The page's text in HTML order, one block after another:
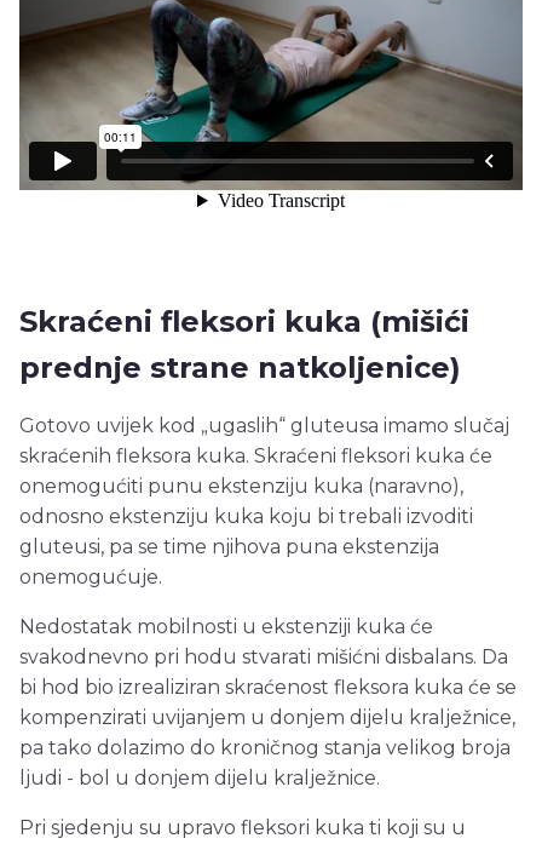
Skraćeni fleksori kuka (mišići
prednje strane natkoljenice)
Gotovo uvijek kod „ugaslih“ gluteusa imamo slučaj
skraćenih fleksora kuka. Skraćeni fleksori kuka će
onemogućiti punu ekstenziju kuka (naravno),
odnosno ekstenziju kuka koju bi trebali izvoditi
gluteusi, pa se time njihova puna ekstenzija
onemogućuje.
Nedostatak mobilnosti u ekstenziji kuka će
svakodnevno pri hodu stvarati mišićni disbalans. Da
bi hod bio izrealiziran skraćenost fleksora kuka će se
kompenzirati uvijanjem u donjem dijelu kralježnice,
pa tako dolazimo do kroničnog stanja velikog broja
ljudi - bol u donjem dijelu kralježnice.
Pri sjedenju su upravo fleksori kuka ti koji su u